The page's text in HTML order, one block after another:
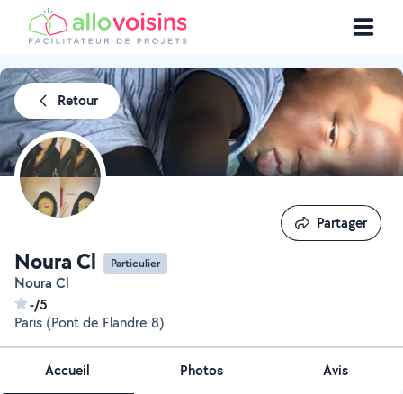
Retour
Noura Cl Particulier
Noura Cl
-/5
Paris (Pont de Flandre 8)
Partager
Partager
Accueil Photos Avis